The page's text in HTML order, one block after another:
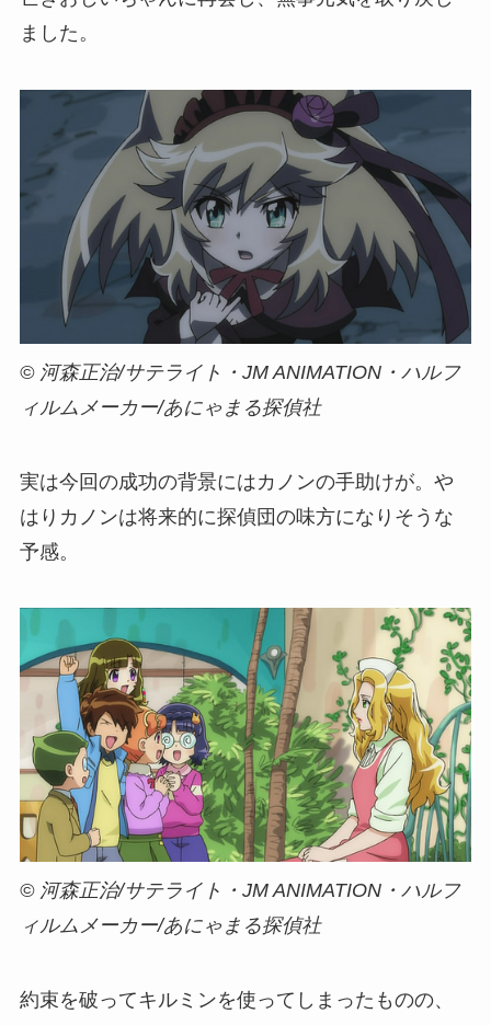
ました。
© 河森正治/サテライト・JM ANIMATION・ハルフ
ィルムメーカー/あにゃまる探偵社
実は今回の成功の背景にはカノンの手助けが。や
はりカノンは将来的に探偵団の味方になりそうな
予感。
© 河森正治/サテライト・JM ANIMATION・ハルフ
ィルムメーカー/あにゃまる探偵社
約束を破ってキルミンを使ってしまったものの、